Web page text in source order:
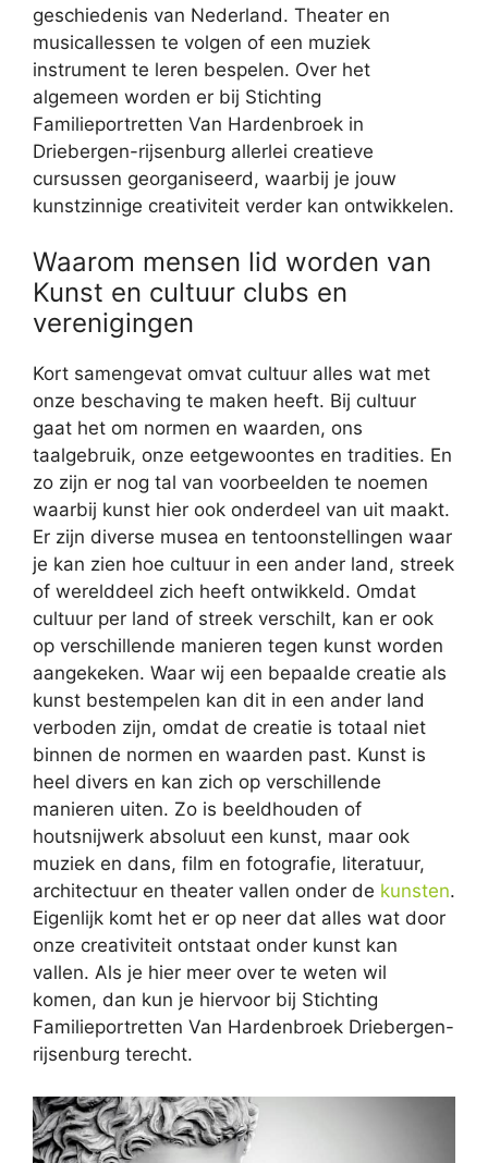
geschiedenis van Nederland. Theater en
musicallessen te volgen of een muziek
instrument te leren bespelen. Over het
algemeen worden er bij Stichting
Familieportretten Van Hardenbroek in
Driebergen-rijsenburg allerlei creatieve
cursussen georganiseerd, waarbij je jouw
kunstzinnige creativiteit verder kan ontwikkelen.
Waarom mensen lid worden van
Kunst en cultuur clubs en
verenigingen
Kort samengevat omvat cultuur alles wat met
onze beschaving te maken heeft. Bij cultuur
gaat het om normen en waarden, ons
taalgebruik, onze eetgewoontes en tradities. En
zo zijn er nog tal van voorbeelden te noemen
waarbij kunst hier ook onderdeel van uit maakt.
Er zijn diverse musea en tentoonstellingen waar
je kan zien hoe cultuur in een ander land, streek
of werelddeel zich heeft ontwikkeld. Omdat
cultuur per land of streek verschilt, kan er ook
op verschillende manieren tegen kunst worden
aangekeken. Waar wij een bepaalde creatie als
kunst bestempelen kan dit in een ander land
verboden zijn, omdat de creatie is totaal niet
binnen de normen en waarden past. Kunst is
heel divers en kan zich op verschillende
manieren uiten. Zo is beeldhouden of
houtsnijwerk absoluut een kunst, maar ook
muziek en dans, film en fotografie, literatuur,
architectuur en theater vallen onder de kunsten.
Eigenlijk komt het er op neer dat alles wat door
onze creativiteit ontstaat onder kunst kan
vallen. Als je hier meer over te weten wil
komen, dan kun je hiervoor bij Stichting
Familieportretten Van Hardenbroek Driebergen-
rijsenburg terecht.